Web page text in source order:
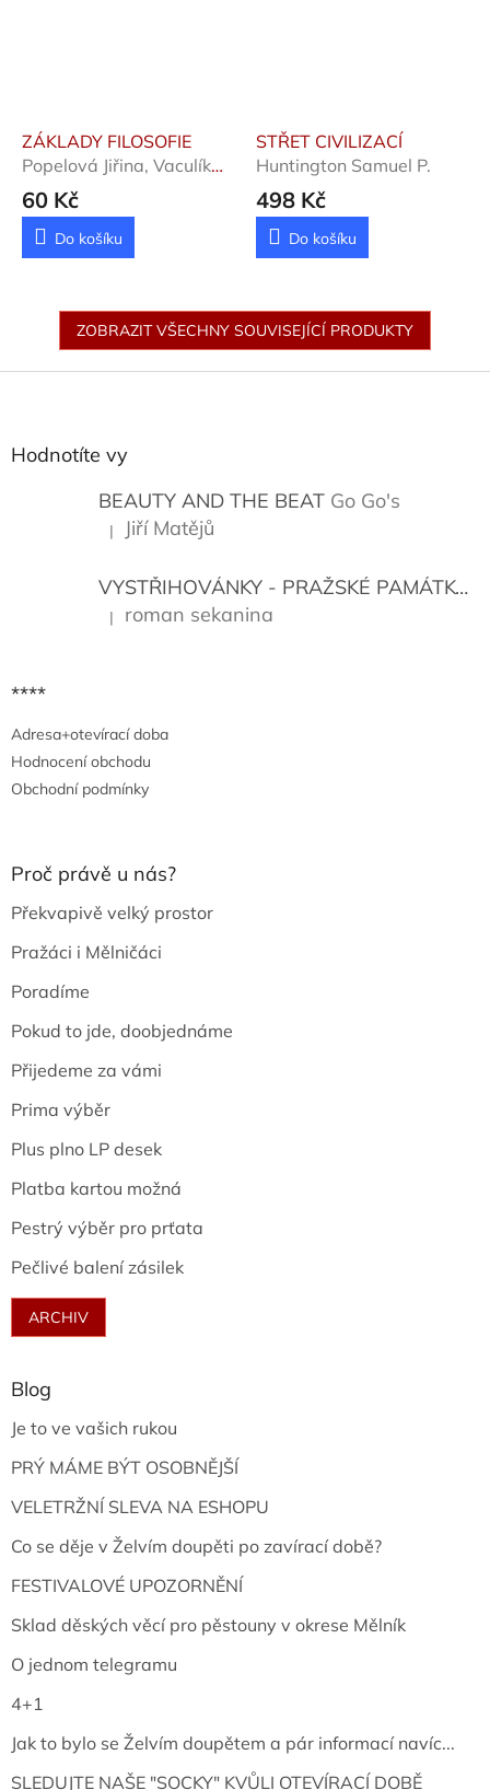
ZÁKLADY FILOSOFIE
Popelová Jiřina, Vaculík
Vítězslav, Adam
60 Kč
Do košíku
STŘET CIVILIZACÍ
Huntington Samuel P.
498 Kč
Do košíku
ZOBRAZIT VŠECHNY SOUVISEJÍCÍ PRODUKTY
Hodnotíte vy
BEAUTY AND THE BEAT Go Go's
Hodnocení produktu je 5 z 5 hvězdiček.
| Jiří Matějů
VYSTŘIHOVÁNKY - PRAŽSKÉ PAMÁTKY
Hodnocení produktu je 5 z 5 hvězdiček.
| roman sekanina
****
Adresa+otevírací doba
Hodnocení obchodu
Obchodní podmínky
Proč právě u nás?
Překvapivě velký prostor
Pražáci i Mělničáci
Poradíme
Pokud to jde, doobjednáme
Přijedeme za vámi
Prima výběr
Plus plno LP desek
Platba kartou možná
Pestrý výběr pro prťata
Pečlivé balení zásilek
ARCHIV
Blog
Je to ve vašich rukou
PRÝ MÁME BÝT OSOBNĚJŠÍ
VELETRŽNÍ SLEVA NA ESHOPU
Co se děje v Želvím doupěti po zavírací době?
FESTIVALOVÉ UPOZORNĚNÍ
Sklad děských věcí pro pěstouny v okrese Mělník
O jednom telegramu
4+1
Jak to bylo se Želvím doupětem a pár informací navíc...
SLEDUJTE NAŠE "SOCKY" KVŮLI OTEVÍRACÍ DOBĚ